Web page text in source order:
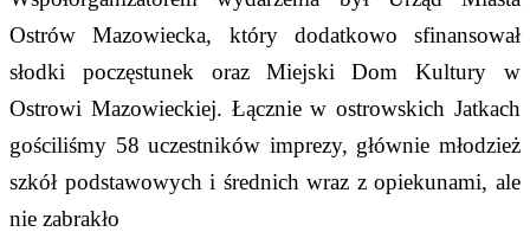
Ostrów Mazowiecka, który dodatkowo sfinansował
słodki poczęstunek oraz Miejski Dom Kultury w
Ostrowi Mazowieckiej. Łącznie w ostrowskich Jatkach
gościliśmy 58 uczestników imprezy, głównie młodzież
szkół podstawowych i średnich wraz z opiekunami, ale
nie zabrakło